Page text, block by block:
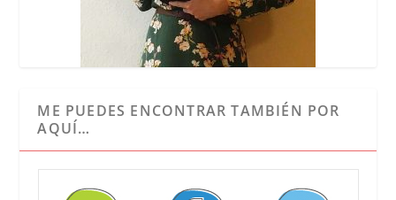
ME PUEDES ENCONTRAR TAMBIÉN POR
AQUÍ…